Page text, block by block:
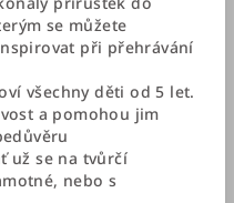
se můžete
při přehrávání
všechny děti od 5 let.
a pomohou jim
už se na tvůrčí
nebo s